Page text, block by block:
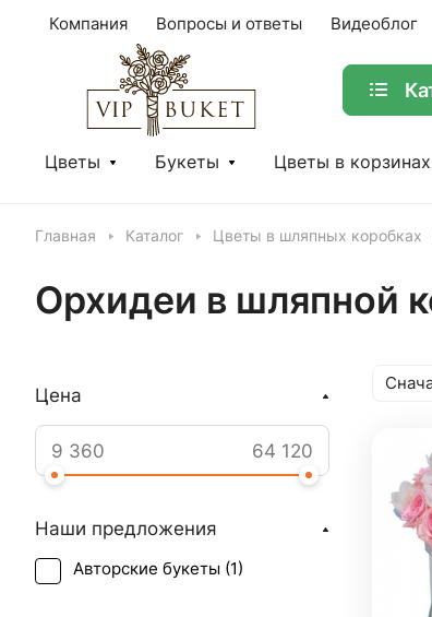
Компания Вопросы и ответы Видеоблог
Цветы Букеты Цветы в корзинах
Главная Каталог Цветы в шляпных коробках
Орхидеи в шляпной
Цена
Наши предложения
Авторские букеты (1)